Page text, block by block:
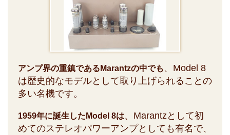
アンプ界の重鎮であるMarantzの中でも 、Model 8
は歴史的なモデルとして取り上げられることの
多い名機です。
1959年に誕生したModel 8は、Marantzとして初
めてのステレオパワーアンプとしても有名で、